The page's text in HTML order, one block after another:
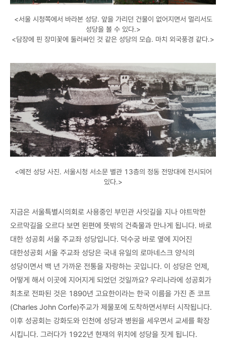
<서울 시청쪽에서 바라본 성당. 앞을 가리던 건물이 없어지면서 멀리서도
성당을 볼 수 있다.>
<담장에 핀 장미꽃에 둘러싸인 것 같은 성당의 모습. 마치 외국풍경 같다.>
<예전 성당 사진. 서울시청 서소문 별관 13층의 정동 전망대에 전시되어
있다.>
지금은 서울특별시의회로 사용중인 부민관 사잇길을 지나 야트막한
오르막길을 오르다 보면 왼편에 뜻밖의 건축물과 만나게 됩니다. 바로
대한 성공회 서울 주교좌 성당입니다. 덕수궁 바로 옆에 지어진
대한성공회 서울 주교좌 성당은 국내 유일의 로마네스크 양식의
성당이면서 백 년 가까운 전통을 자랑하는 곳입니다. 이 성당은 언제,
어떻게 해서 이곳에 지어지게 되었던 것일까요? 우리나라에 성공회가
최초로 전파된 것은 1890년 고요한이라는 한국 이름을 가진 존 코프
(Charles John Corfe)주교가 제물포에 도착하면서부터 시작됩니다.
이후 성공회는 강화도와 인천에 성당과 병원을 세우면서 교세를 확장
시킵니다. 그러다가 1922년 현재의 위치에 성당을 짓게 됩니다.